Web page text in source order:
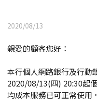
2020/08/13
親愛的顧客您好：
本行個人網路銀行及行動
2020/08/13(四) 20:30起
均成本服務已可正常使用。